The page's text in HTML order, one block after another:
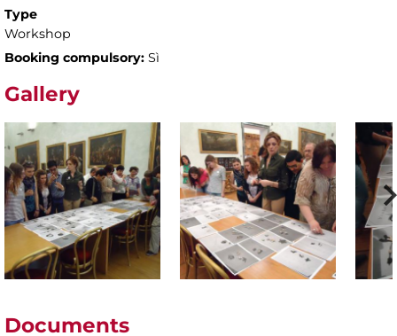
Type
Workshop
Booking compulsory: Sì
Gallery
Documents